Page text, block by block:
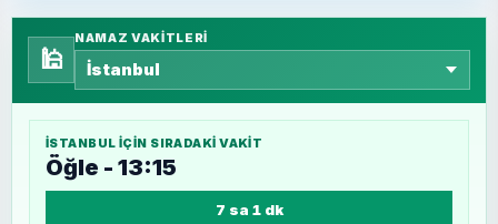
🕌
NAMAZ VAKITLERI
İSTANBUL IÇIN SIRADAKI VAKIT
Öğle - 13:15
7 sa 1 dk